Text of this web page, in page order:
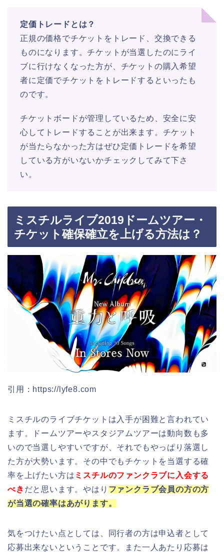
定価トレードとは？
正規の価格でチケットをトレード、交換できる
ものになります。チケットが当選したのにライ
ブに行けなくなった方が、チケットの購入希望
者に定価でチケットをトレードするといったも
のです。
チケットボードが管理しているため、安全に安
心してトレードすることが出来ます。チケット
が当たらなかった方はぜひ定価トレードを希望
している方がいないかチェックしてみて下さ
い。
ミスチルライブ2019ドームツアー・
チケット確保確立を上げる方法は？
引用：https://lyfe8.com
ミスチルのライブチケットは入手が困難と言われてい
ます。ドームツアーやスタジアムツアーは動向数も多
いので当選しやすいですが、それでもやっぱり落選し
た方が大勢います。その中でもチケットを当選する確
率を上げたい方は ミスチルのファンクラブに入会する
べき だと思います。やはり ファンクラブ会員の方の方
が当選の確率はあがります。
気をつけたい点としては、同行者の方は申込者として
応募出来ないということです。また一人あたり応募は